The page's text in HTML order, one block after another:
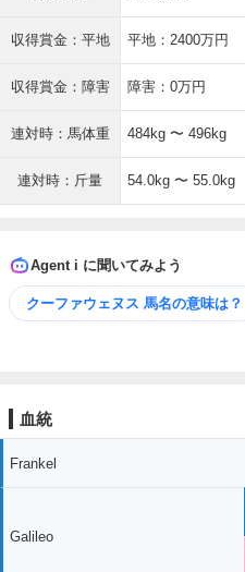
収得賞金：平地 平地：2400万円
収得賞金：障害 障害：0万円
連対時：馬体重 484kg 〜 496kg
連対時：斤量 54.0kg 〜 55.0kg
Agent i に聞いてみよう
クーファウェヌス 馬名の意味は？
血統
Frankel
Galileo